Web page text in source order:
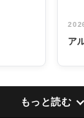
ア
もっと読む